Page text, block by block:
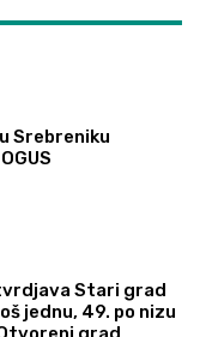
Srebreniku
Stari grad
jednu, 49. po nizu